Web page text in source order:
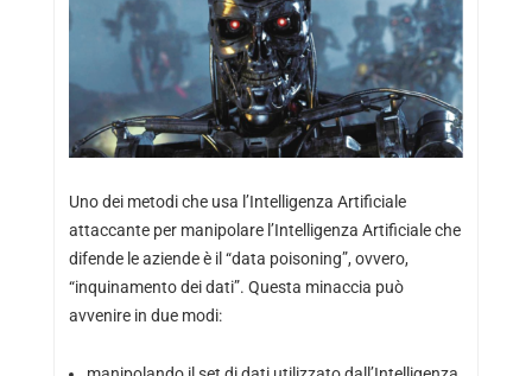
Uno dei metodi che usa l’Intelligenza Artificiale
attaccante per manipolare l’Intelligenza Artificiale che
difende le aziende è il “data poisoning”, ovvero,
“inquinamento dei dati”. Questa minaccia può
avvenire in due modi: